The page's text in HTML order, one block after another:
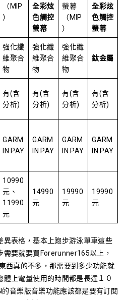
（MIP
）
全彩炫
色觸控
螢幕
螢幕
（MIP
）
全彩炫
色觸控
螢幕
強化纖
維聚合
物
強化纖
維聚合
物
強化纖
維聚合
物
鈦金屬
有(含
分析)
有(含
分析)
有(含
分析)
有(含
分析)
GARM
IN PAY
GARM
IN PAY
GARM
IN PAY
GARM
IN PAY
10990
元、
11990
元
14990
元
19990
元
19990
元
表格，基本上跑步游泳單車這些
需要就要買Forerunner165以上，
西真的不多，那需要到多少功能就
上電量使用的時間都是長達１０
音樂版音樂功能應該都是要有訂閱